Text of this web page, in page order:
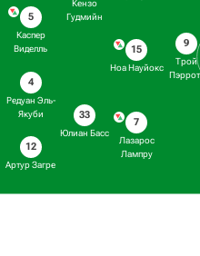
5
Каспер
Виделль
4
Редуан Эль-
Якуби
12
Артур Загре
Кензо
Гудмийн
33
Юлиан Басс
15
Ноа Науйокс
7
Лазарос
Лампру
9
Трой